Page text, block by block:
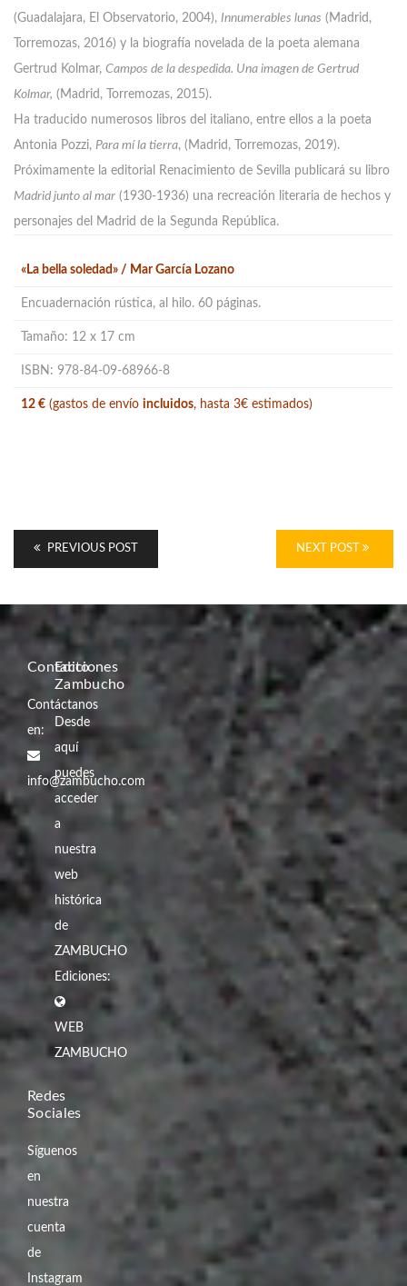
(Guadalajara, El Observatorio, 2004), Innumerables lunas (Madrid,
Torremozas, 2016) y la biografía novelada de la poeta alemana
Gertrud Kolmar, Campos de la despedida. Una imagen de Gertrud
Kolmar, (Madrid, Torremozas, 2015).
Ha traducido numerosos libros del italiano, entre ellos a la poeta
Antonia Pozzi, Para mí la tierra, (Madrid, Torremozas, 2019).
Próximamente la editorial Renacimiento de Sevilla publicará su libro
Madrid junto al mar (1930-1936) una recreación literaria de hechos y
personajes del Madrid de la Segunda República.
«La bella soledad» / Mar García Lozano
Encuadernación rústica, al hilo. 60 páginas.
Tamaño: 12 x 17 cm
ISBN: 978-84-09-68966-8
12 € (gastos de envío incluidos, hasta 3€ estimados)
PREVIOUS POST NEXT POST
Contacto
Contáctanos
en:
info@zambucho.com
Ediciones
Zambucho
Desde
aquí
puedes
acceder
a
nuestra
web
histórica
de
ZAMBUCHO
Ediciones:
WEB
ZAMBUCHO
Redes
Sociales
Síguenos
en
nuestra
cuenta
de
Instagram